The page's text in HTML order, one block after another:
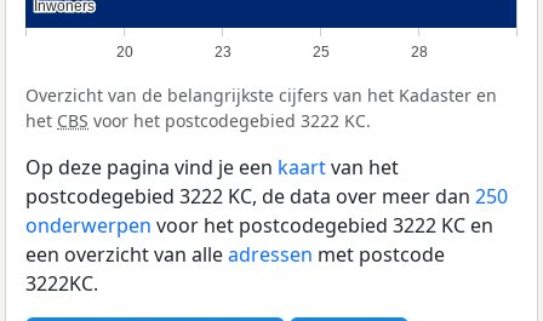
20 23 25 28
Inwoners
Inwoners
Overzicht van de belangrijkste cijfers van het Kadaster en
het CBS voor het postcodegebied 3222 KC.
Op deze pagina vind je een kaartvan het
postcodegebied 3222 KC, de data over meer dan 250
onderwerpen voor het postcodegebied 3222 KC en
een overzicht van alleadressen met postcode
3222KC.